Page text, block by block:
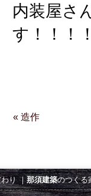
内装屋さ
す！！！
« 造作
り｜那須建築のつくる